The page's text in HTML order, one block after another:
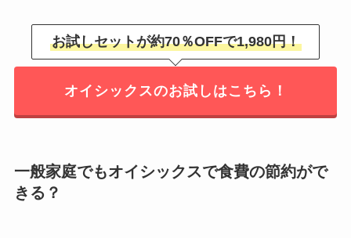
お試しセットが約70％OFFで1,980円！
オイシックスのお試しはこちら！
一般家庭でもオイシックスで食費の節約がで
きる？